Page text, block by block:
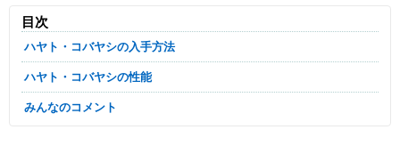
目次
ハヤト・コバヤシの入手方法
ハヤト・コバヤシの性能
みんなのコメント